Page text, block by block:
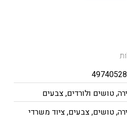
,טושים ולורדים,צבעים
,טושים,צבעים,ציוד משרדי